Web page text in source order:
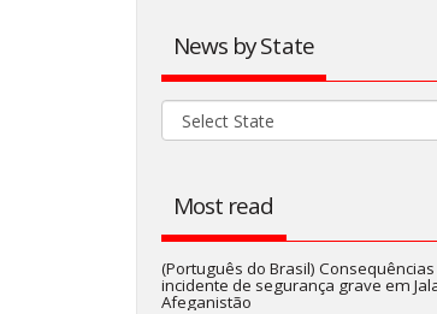
News by State
Most read
(Português do Brasil)
incidente de segurança grave em
Afeganistão